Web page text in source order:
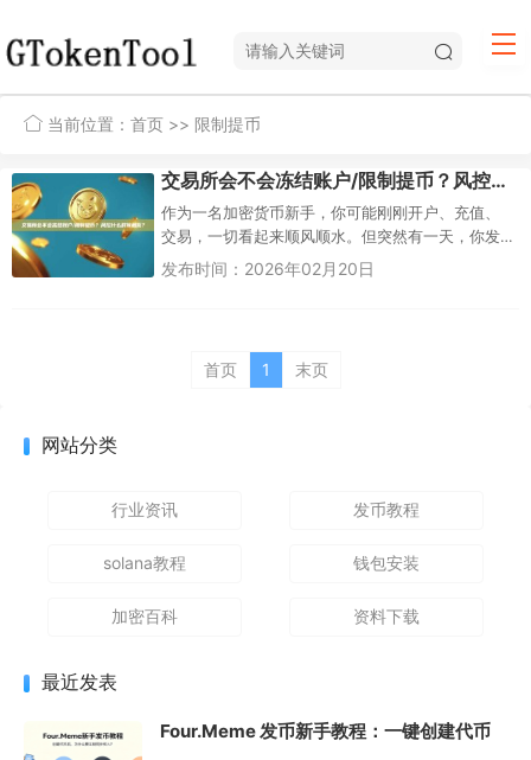
当前位置： 首页 >> 限制提币
交易所会不会冻结账户/限制提币？风控什么时候触发？
作为一名加密货币新手，你可能刚刚开户、充值、
交易，一切看起来顺风顺水。但突然有一天，你发
现账户被冻结了，或者提币申请一直卡在“审核中”。
发布时间：2026年02月20日
首页 1 末页
网站分类
行业资讯 发币教程
solana教程 钱包安装
加密百科 资料下载
最近发表
Four.Meme 发币新手教程：一键创建代币